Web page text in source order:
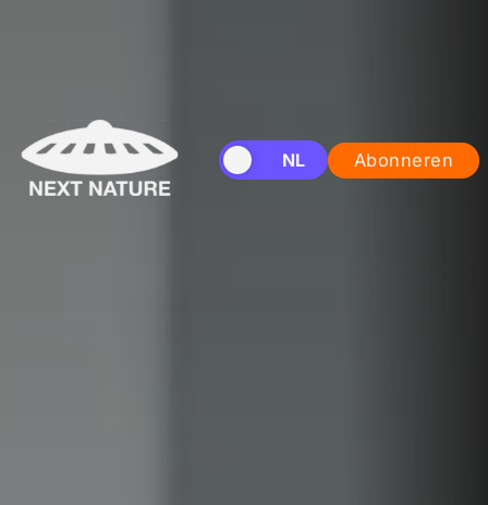
EN NL Abonneren